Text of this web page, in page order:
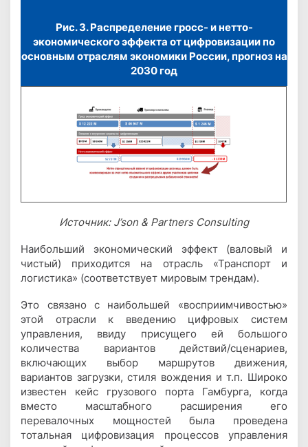
Рис. 3. Распределение гросс- и нетто-
экономического эффекта от цифровизации по
основным отраслям экономики России, прогноз на
2030 год
Источник: J’son & Partners Consulting
Наибольший экономический эффект (валовый и
чистый) приходится на отрасль «Транспорт и
логистика» (соответствует мировым трендам).
Это связано с наибольшей «восприимчивостью»
этой отрасли к введению цифровых систем
управления, ввиду присущего ей большого
количества вариантов действий/сценариев,
включающих выбор маршрутов движения,
вариантов загрузки, стиля вождения и т.п. Широко
известен кейс грузового порта Гамбурга, когда
вместо масштабного расширения его
перевалочных мощностей была проведена
тотальная цифровизация процессов управления